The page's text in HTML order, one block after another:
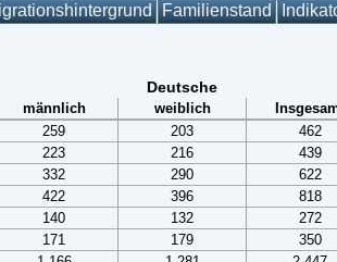
Familienstand
Deutsche
männlich weiblich
259 203
462
223 216
439
332 290
622
422 396
818
140 132
272
171 179
350